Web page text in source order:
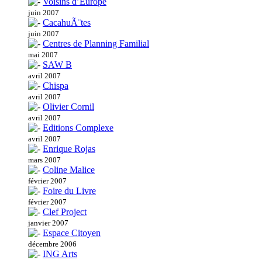
juin 2007
CacahuÃ¨tes
juin 2007
Centres de Planning Familial
mai 2007
SAW B
avril 2007
Chispa
avril 2007
Olivier Cornil
avril 2007
Editions Complexe
avril 2007
Enrique Rojas
mars 2007
Coline Malice
février 2007
Foire du Livre
février 2007
Clef Project
janvier 2007
Espace Citoyen
décembre 2006
ING Arts